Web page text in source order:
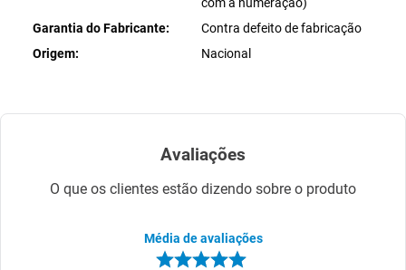
Garantia do Fabricante
Contra defeito de fabricação
Origem
Nacional
Avaliações
O que os clientes estão dizendo sobre o produto
Média de avaliações